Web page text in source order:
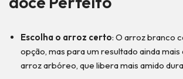
Escolha o arroz certo: O arroz branco
opção, mas para um resultado ainda
arroz arbóreo, que libera mais amido